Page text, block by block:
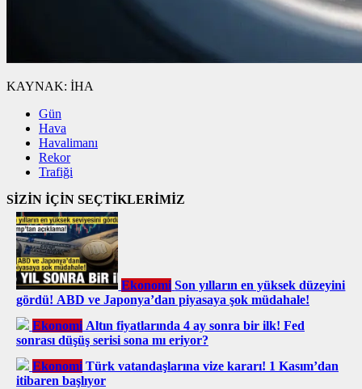
KAYNAK: İHA
Gün
Hava
Havalimanı
Rekor
Trafiği
SİZİN İÇİN SEÇTİKLERİMİZ
Ekonomi Son yılların en yüksek düzeyini
gördü! ABD ve Japonya’dan piyasaya şok müdahale!
Ekonomi Altın fiyatlarında 4 ay sonra bir ilk! Fed
sonrası düşüş serisi sona mı eriyor?
Ekonomi Türk vatandaşlarına vize kararı! 1 Kasım’dan
itibaren başlıyor